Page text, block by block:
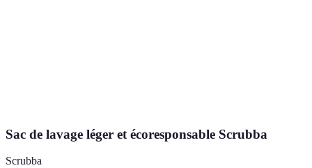
Sac de lavage léger et écoresponsable Scrubba
Scrubba